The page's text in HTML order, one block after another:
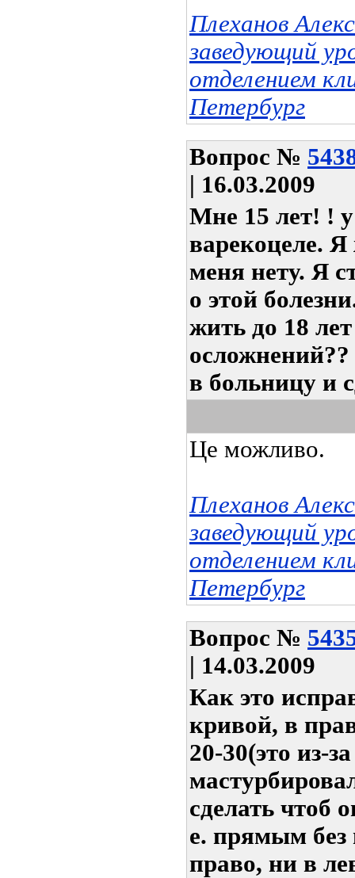
Плеханов
заведующий
отделением
Петербург
Вопрос №
| 16.03.2009
Мне 15 лет! !
варекоцеле.
меня нету. Я
о этой
жить до 18
в больницу и
Це можливо.
Плеханов
заведующий
отделением
Петербург
Вопрос №
| 14.03.2009
Как это
кривой, в
20-30(это из-
сделать чтоб
е. прямым без
право, ни в